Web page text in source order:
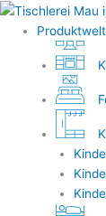
Zum
Inhalt